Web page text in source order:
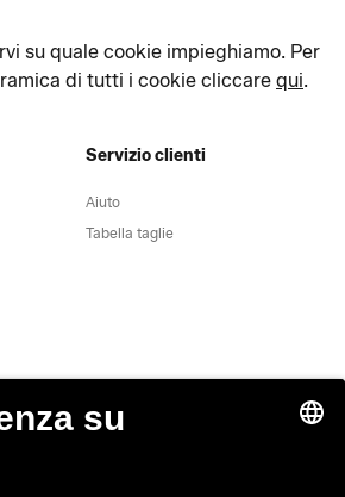
su quale cookie impieghiamo. Per
di tutti i cookie cliccare qui.
Servizio clienti
Aiuto
Tabella taglie